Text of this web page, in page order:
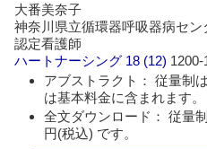
大番美奈子
神奈川県立循環器呼吸器病セ
認定看護師
ハートナーシング 18 (12) 1200-
アブストラクト： 従量制
は基本料金に含まれます。
全文ダウンロード： 従量
円(税込) です。